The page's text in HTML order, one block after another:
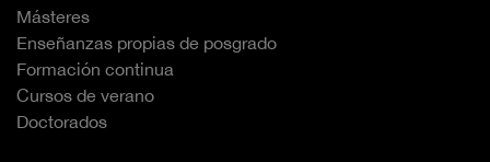
Másteres
Enseñanzas propias de posgrado
Formación continua
Cursos de verano
Doctorados